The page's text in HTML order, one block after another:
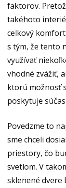
faktorov.
takéhoto
celkový
s tým, že tento
využívať
vhodné zvážiť,
ktorú možnosť
poskytuje
Povedzme to
sme chceli
priestory, čo
svetlom. V
sklenené dvere